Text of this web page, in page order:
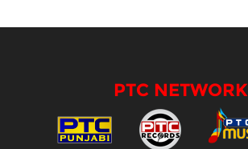
PTC NETWORK